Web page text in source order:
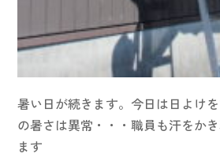
暑い日が続きます。今日は日よけ
の暑さは異常・・・職員も汗をか
ます